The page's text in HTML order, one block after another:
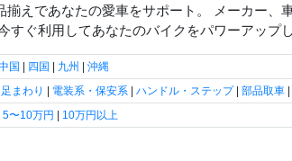
えであなたの愛車をサポート。 メーカー、
ぐ利用してあなたのバイクをパワーアップ
国 四国 九州
沖縄
足まわり 電装系・保安系 ハンドル・ステップ| 部品取車
5〜10万円
10万円以上